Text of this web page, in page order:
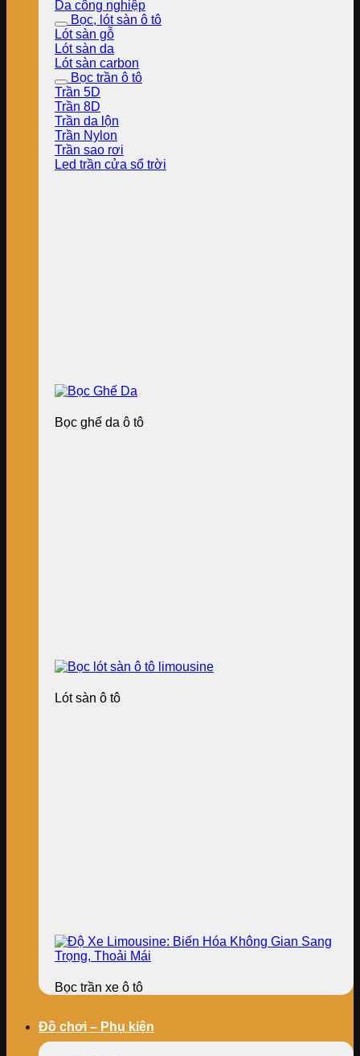
Da công nghiệp
Bọc, lót sàn ô tô
Lót sàn gỗ
Lót sàn da
Lót sàn carbon
Bọc trần ô tô
Trần 5D
Trần 8D
Trần da lộn
Trần Nylon
Trần sao rơi
Led trần cửa sổ trời
Bọc ghế da ô tô
Lót sàn ô tô
Bọc trần xe ô tô
Đồ chơi – Phụ kiện